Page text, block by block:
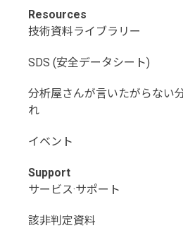
Resources
技術資料ライブラリー
SDS (安全データシート)
分析屋さんが言いたがらない
れ
イベント
Support
サービス·サポート
該非判定資料